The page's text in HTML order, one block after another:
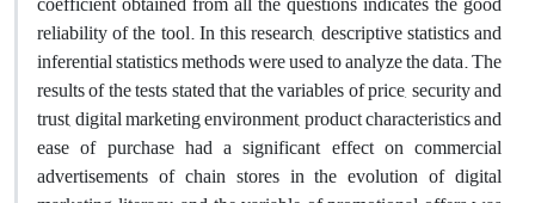
reliability of the tool. In this research, descriptive statistics and
inferential statistics methods were used to analyze the data. The
results of the tests stated that the variables of price, security and
trust, digital marketing environment, product characteristics and
ease of purchase had a significant effect on commercial
advertisements of chain stores in the evolution of digital